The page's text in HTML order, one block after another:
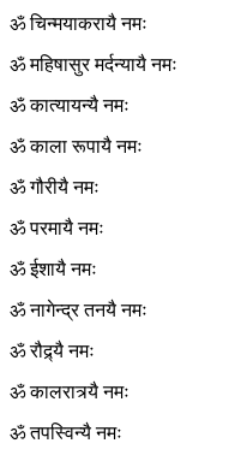
ॐ चिन्मयाकरायै नमः
ॐ महिषासुर मर्दन्यायै नमः
ॐ कात्यायन्यै नमः
ॐ काला रूपायै नमः
ॐ गौरीयै नमः
ॐ परमायै नमः
ॐ ईशायै नमः
ॐ नागेन्द्र तनयै नमः
ॐ रौद्र्यै नमः
ॐ कालरात्र्यै नमः
ॐ तपस्विन्यै नमः